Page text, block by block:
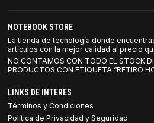
NOTEBOOK STORE
La tienda de tecnología donde
artículos con la mejor calidad al precio
NO CONTAMOS CON TODO EL STOCK
PRODUCTOS CON ETIQUETA “RETIRO
LINKS DE INTERES
Términos y Condiciones
Política de Privacidad y Seguridad